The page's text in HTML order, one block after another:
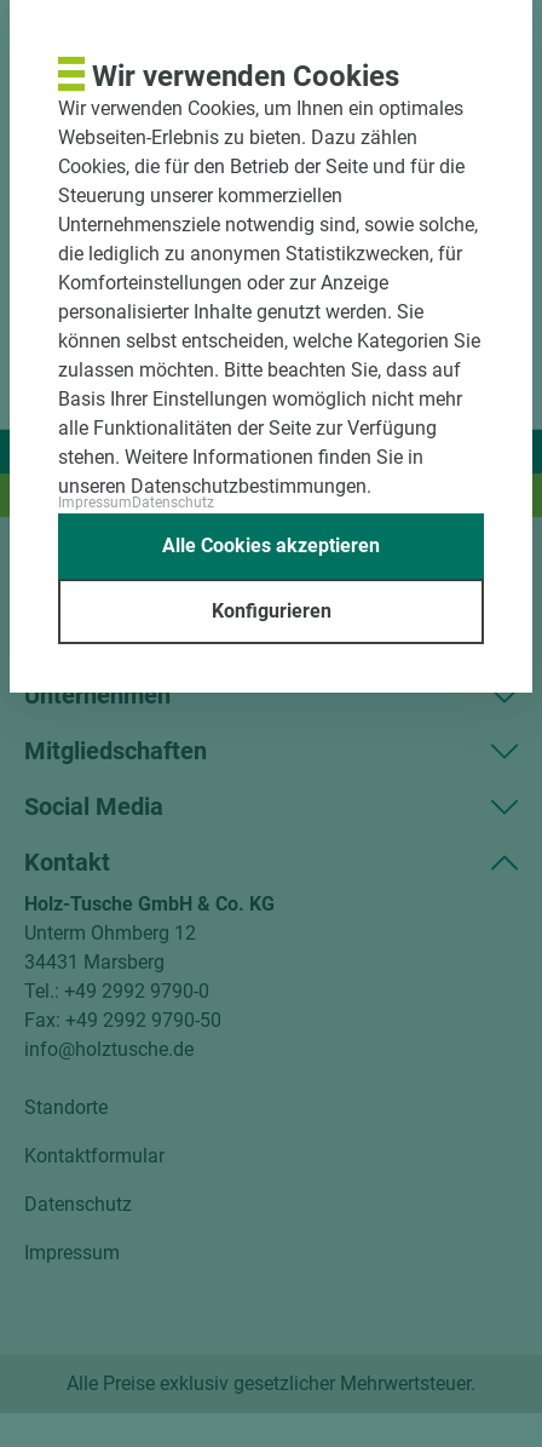
DOWNLOADS
Wir liefern Ideen.
Und das passende Holz dazu.
Sortiment
Kundenservice
Unternehmen
Mitgliedschaften
Social Media
Kontakt
Holz-Tusche GmbH & Co. KG
Unterm Ohmberg 12
34431 Marsberg
Tel.: +49 2992 9790-0
Fax: +49 2992 9790-50
info@holztusche.de
Standorte
Kontaktformular
Datenschutz
Impressum
Alle Preise exklusiv gesetzlicher Mehrwertsteuer.
Wir verwenden Cookies
Wir verwenden Cookies, um Ihnen ein optimales
Webseiten-Erlebnis zu bieten. Dazu zählen
Cookies, die für den Betrieb der Seite und für die
Steuerung unserer kommerziellen
Unternehmensziele notwendig sind, sowie solche,
die lediglich zu anonymen Statistikzwecken, für
Komforteinstellungen oder zur Anzeige
personalisierter Inhalte genutzt werden. Sie
können selbst entscheiden, welche Kategorien Sie
zulassen möchten. Bitte beachten Sie, dass auf
Basis Ihrer Einstellungen womöglich nicht mehr
alle Funktionalitäten der Seite zur Verfügung
stehen. Weitere Informationen finden Sie in
unseren Datenschutzbestimmungen.
ImpressumDatenschutz
Konfigurieren
Alle Cookies akzeptieren